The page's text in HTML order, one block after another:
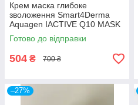
Крем маска глибоке
зволоження Smart4Derma
Aquagen IACTIVE Q10 MASK
HYDRA BARRIER X50
Готово до відправки
504 ₴ 700 ₴
–27%